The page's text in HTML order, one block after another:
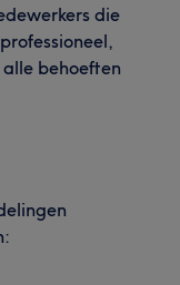
die
behoeften